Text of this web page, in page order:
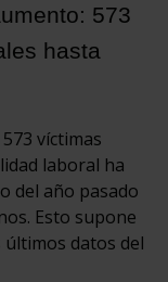
573
hasta
víctimas
laboral ha
del año pasado
Esto supone
últimos datos del